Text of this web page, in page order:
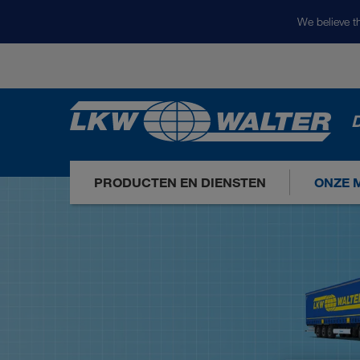
We believe
PRODUCTEN EN DIENSTEN ONZE